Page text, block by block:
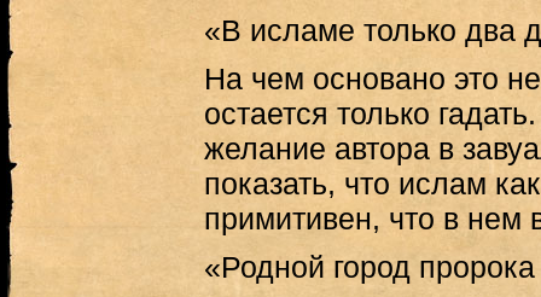
«В исламе только два
На чем основано это
остается только
желание автора в
показать, что ислам
примитивен, что в нем
«Родной город